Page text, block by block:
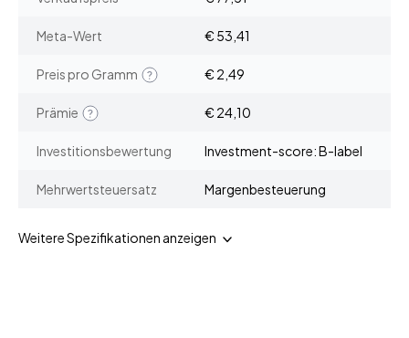
Meta-Wert € 53,41
Preis pro Gramm € 2,49
Prämie € 24,10
Investitionsbewertung Investment-score: B-label
Mehrwertsteuersatz Margenbesteuerung
Weitere Spezifikationen anzeigen